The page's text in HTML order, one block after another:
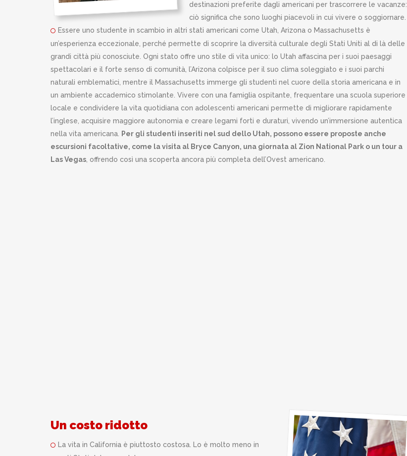
destinazioni preferite dagli americani per trascorrere le vacanze:
ciò significa che sono luoghi piacevoli in cui vivere o soggiornare.
Essere uno studente in scambio in altri stati americani come Utah, Arizona o Massachusetts è
un’esperienza eccezionale, perché permette di scoprire la diversità culturale degli Stati Uniti al di là delle
grandi città più conosciute. Ogni stato offre uno stile di vita unico: lo Utah affascina per i suoi paesaggi
spettacolari e il forte senso di comunità, l’Arizona colpisce per il suo clima soleggiato e i suoi parchi
naturali emblematici, mentre il Massachusetts immerge gli studenti nel cuore della storia americana e in
un ambiente accademico stimolante. Vivere con una famiglia ospitante, frequentare una scuola superiore
locale e condividere la vita quotidiana con adolescenti americani permette di migliorare rapidamente
l’inglese, acquisire maggiore autonomia e creare legami forti e duraturi, vivendo un’immersione autentica
nella vita americana.
Per gli studenti inseriti nel sud dello Utah, possono essere proposte anche
escursioni facoltative, come la visita al Bryce Canyon, una giornata al Zion National Park o un tour a
Las Vegas , offrendo così una scoperta ancora più completa dell’Ovest americano.
Un costo ridotto
La vita in California è piuttosto costosa. Lo è molto meno in